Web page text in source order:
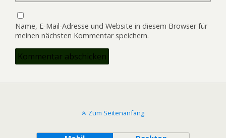
Name, E-Mail-Adresse und Website in diesem Browser für
meinen nächsten Kommentar speichern.
Zum Seitenanfang